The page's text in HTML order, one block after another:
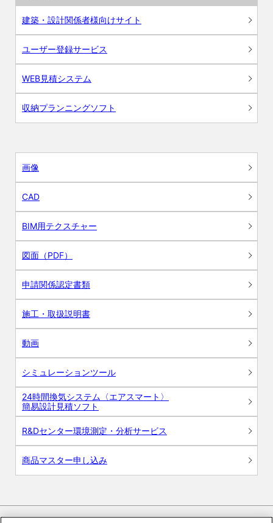
建築・設計関係者様向けサイト
ユーザー登録サービス
WEB見積システム
収納プランニングソフト
画像
CAD
BIM用テクスチャー
図面（PDF）
申請関係認定書類
施工・取扱説明書
動画
シミュレーションツール
24時間換気システム〈エアスマート〉
簡易設計見積ソフト
R&Dセンター環境測定・分析サービス
商品マスター申し込み